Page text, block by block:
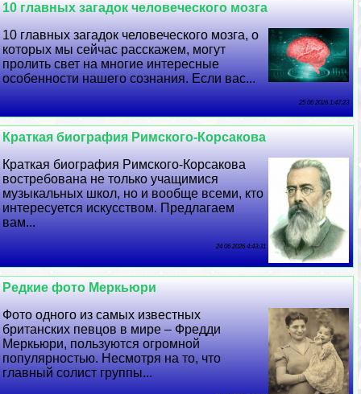
10 главных загадок человеческого мозга
10 главных загадок человеческого мозга, о
которых мы сейчас расскажем, могут
пролить свет на многие интересные
особенности нашего сознания. Если вас...
25 06 2026 1:47:23
Краткая биография Римского-Корсакова
Краткая биография Римского-Корсакова
востребована не только учащимися
музыкальных школ, но и вообще всеми, кто
интересуется искусством. Предлагаем
вам...
24 06 2026 4:43:31
Редкие фото Меркьюри
Фото одного из самых известных
британских певцов в мире – Фредди
Меркьюри, пользуются огромной
популярностью. Несмотря на то, что
главный солист группы...